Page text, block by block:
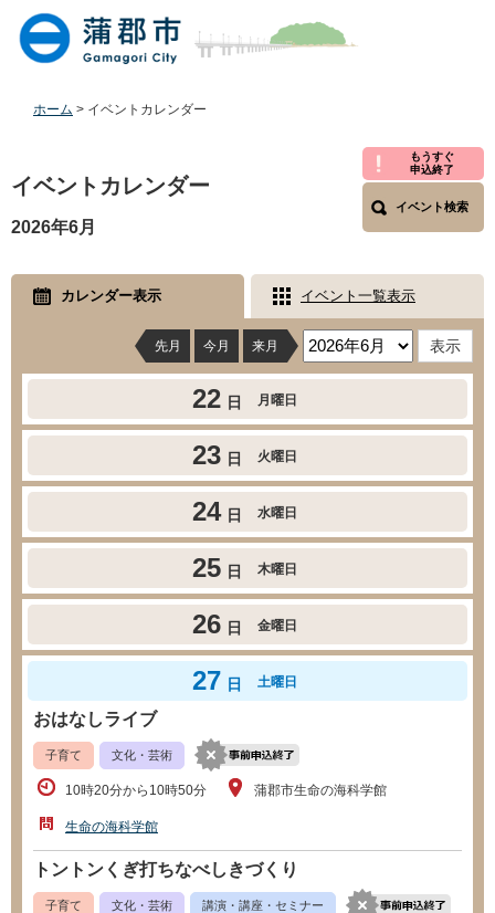
本
ホーム > イベントカレンダー
文
イベントカレンダー
もうすぐ
申込終了
イベント検索
2026年6月
カレンダー表示 イベント一覧表示
先月 今月 来月
22 日 月曜日
23 日 火曜日
24 日 水曜日
25 日 木曜日
26 日 金曜日
27 日 土曜日
おはなしライブ
子育て 文化・芸術
10時20分から10時50分 蒲郡市生命の海科学館
生命の海科学館
トントンくぎ打ちなべしきづくり
子育て 文化・芸術 講演・講座・セミナー